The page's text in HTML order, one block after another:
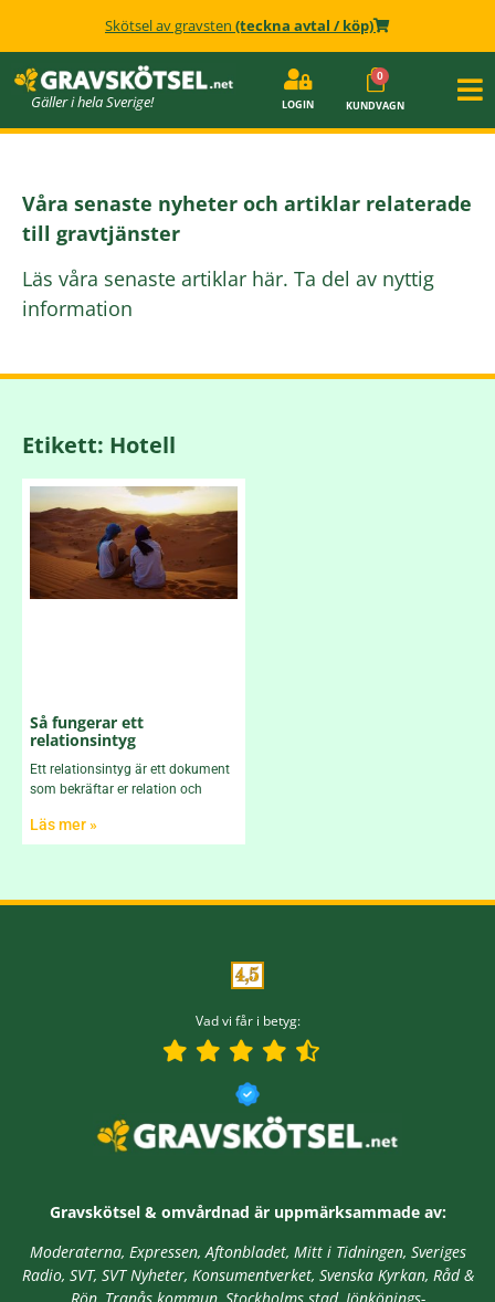
Skötsel av gravsten (teckna avtal / köp)
Gäller i hela Sverige! LOGIN KUNDVAGN
Våra senaste nyheter och artiklar relaterade
till gravtjänster
Läs våra senaste artiklar här. Ta del av nyttig
information
Etikett: Hotell
Så fungerar ett
relationsintyg
Ett relationsintyg är ett dokument
som bekräftar er relation och
Läs mer »
Vad vi får i betyg:
Gravskötsel & omvårdnad är uppmärksammade av:
Moderaterna, Expressen, Aftonbladet, Mitt i Tidningen, Sveriges
Radio, SVT, SVT Nyheter, Konsumentverket, Svenska Kyrkan, Råd &